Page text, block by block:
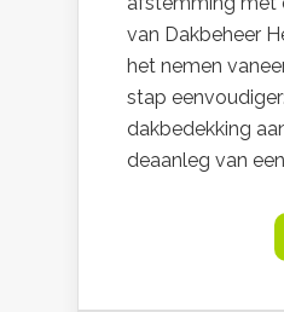
van Dakbeheer
het nemen
stap
dakbedekking
deaanleg van